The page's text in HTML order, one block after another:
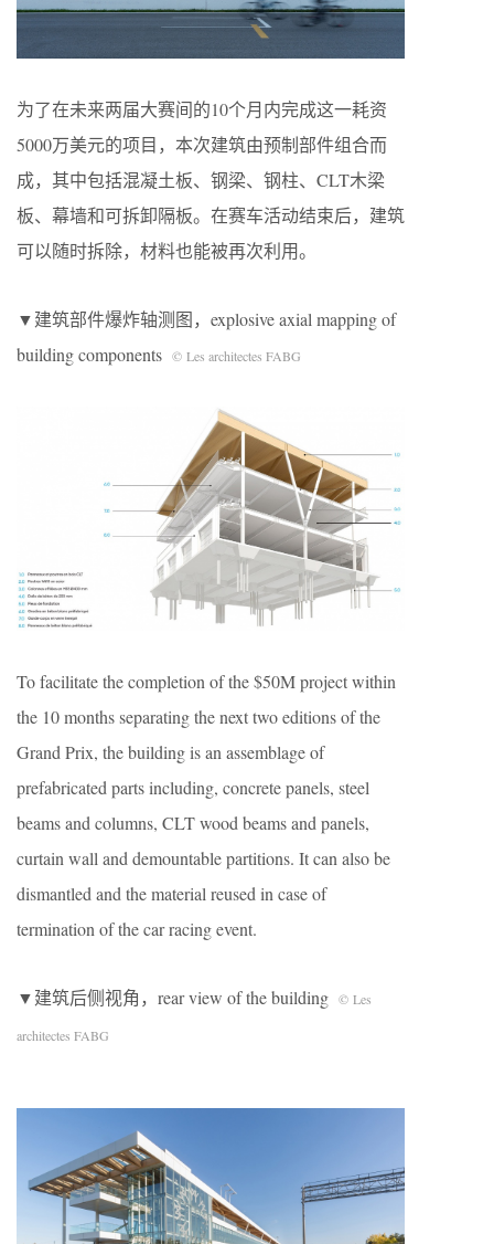
为了在未来两届大赛间的10个月内完成这一耗资
5000万美元的项目，本次建筑由预制部件组合而
成，其中包括混凝土板、钢梁、钢柱、CLT木梁
板、幕墙和可拆卸隔板。在赛车活动结束后，建筑
可以随时拆除，材料也能被再次利用。
▼建筑部件爆炸轴测图，explosive axial mapping of
building components © Les architectes FABG
To facilitate the completion of the $50M project within
the 10 months separating the next two editions of the
Grand Prix, the building is an assemblage of
prefabricated parts including, concrete panels, steel
beams and columns, CLT wood beams and panels,
curtain wall and demountable partitions. It can also be
dismantled and the material reused in case of
termination of the car racing event.
▼建筑后侧视角，rear view of the building © Les
architectes FABG